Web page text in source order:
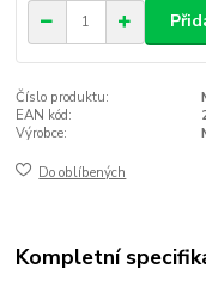
Číslo produktu:
EAN kód:
Výrobce:
Do oblíbených
Kompletní